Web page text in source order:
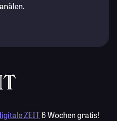
ZEIT6 Wochen gratis!